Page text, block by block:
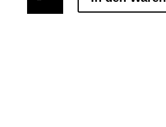
Menge